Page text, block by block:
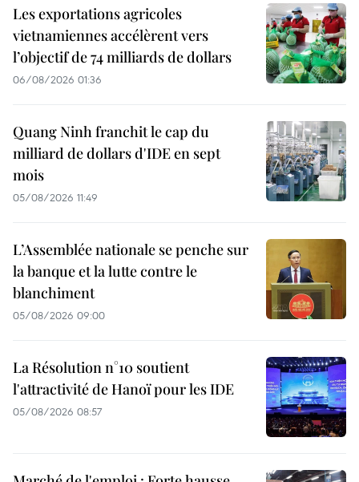
Les exportations agricoles
vietnamiennes accélèrent vers
l’objectif de 74 milliards de dollars
06/08/2026 01:36
Quang Ninh franchit le cap du
milliard de dollars d'IDE en sept
mois
05/08/2026 11:49
L’Assemblée nationale se penche sur
la banque et la lutte contre le
blanchiment
05/08/2026 09:00
La Résolution n°10 soutient
l'attractivité de Hanoï pour les IDE
05/08/2026 08:57